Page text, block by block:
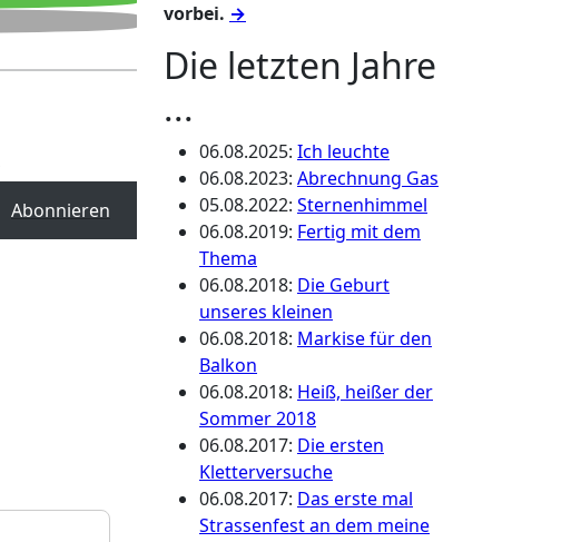
Abonnieren
vorbei. →
Die letzten Jahre
...
06.08.2025: Ich leuchte
06.08.2023: Abrechnung Gas
05.08.2022: Sternenhimmel
06.08.2019: Fertig mit dem
Thema
06.08.2018: Die Geburt
unseres kleinen
06.08.2018: Markise für den
Balkon
06.08.2018: Heiß, heißer der
Sommer 2018
06.08.2017: Die ersten
Kletterversuche
06.08.2017: Das erste mal
Strassenfest an dem meine